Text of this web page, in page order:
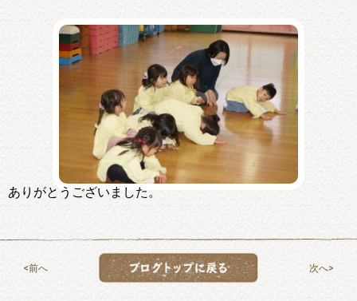
ありがとうございました。
前へ 次へ